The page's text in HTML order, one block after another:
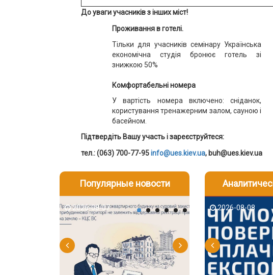
До уваги учасників з інших міст!
Проживання в готелі.
Тільки для учасників семінару Українська
економічна студія бронює готель зі
знижкою 50%
Комфортабельні номера
У вартість номера включено: сніданок,
користування тренажерним залом, сауною і
басейном.
Підтвердіть Вашу участь і зареєструйтеся:
тел.:(063) 700-77-95info@ues.kiev.ua, buh@ues.kiev.uа
Популярные новости
2026-08-07 2026-08-06
2026-08-03 2026-08-08
2026-08-05